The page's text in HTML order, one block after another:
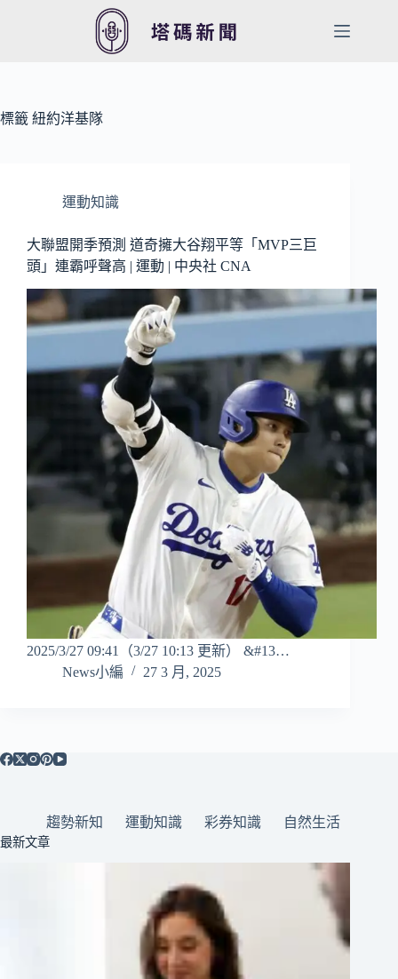
容
標籤 紐約洋基隊
運動知識
大聯盟開季預測 道奇擁大谷翔平等「MVP三巨
頭」連霸呼聲高 | 運動 | 中央社 CNA
2025/3/27 09:41（3/27 10:13 更新） &#13…
News小編
27 3 月, 2025
趨勢新知 運動知識 彩券知識 自然生活
最新文章